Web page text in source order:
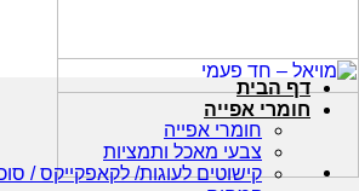
דף הבית
חומרי אפייה
חומרי אפייה
צבעי מאכל ותמציות
קישוטים לעוגות/ לקאפקייקס /